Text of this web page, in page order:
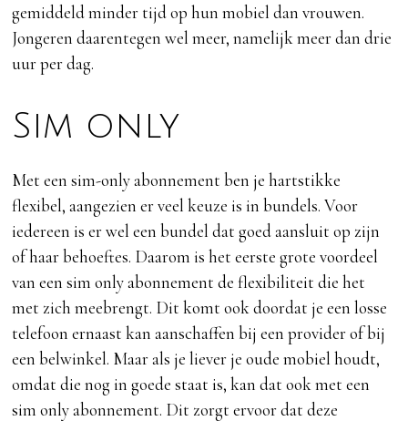
gemiddeld minder tijd op hun mobiel dan vrouwen.
Jongeren daarentegen wel meer, namelijk meer dan drie
uur per dag.
Sim only
Met een sim-only abonnement ben je hartstikke
flexibel, aangezien er veel keuze is in bundels. Voor
iedereen is er wel een bundel dat goed aansluit op zijn
of haar behoeftes. Daarom is het eerste grote voordeel
van een sim only abonnement de flexibiliteit die het
met zich meebrengt. Dit komt ook doordat je een losse
telefoon ernaast kan aanschaffen bij een provider of bij
een belwinkel. Maar als je liever je oude mobiel houdt,
omdat die nog in goede staat is, kan dat ook met een
sim only abonnement. Dit zorgt ervoor dat deze